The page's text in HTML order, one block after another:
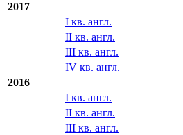
2017
I кв. англ.
II кв. англ.
III кв. англ.
IV кв. англ.
2016
I кв. англ.
II кв. англ.
III кв. англ.